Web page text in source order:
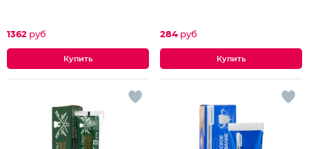
1362 руб 284 руб